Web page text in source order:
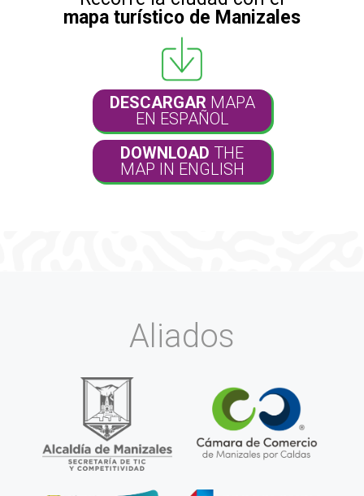
mapa turístico de Manizales
DESCARGAR MAPA
EN ESPAÑOL
DOWNLOAD THE
MAP IN ENGLISH
Aliados